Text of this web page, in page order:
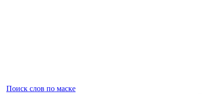
Поиск слов по маске